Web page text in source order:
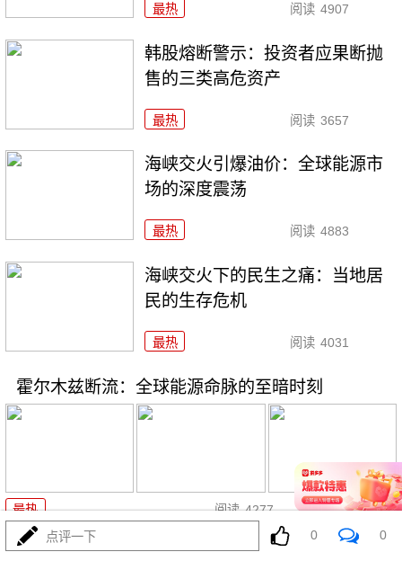
最热 阅读 4907
韩股熔断警示：投资者应果断抛
售的三类高危资产
最热 阅读 3657
海峡交火引爆油价：全球能源市
场的深度震荡
最热 阅读 4883
海峡交火下的民生之痛：当地居
民的生存危机
最热 阅读 4031
霍尔木兹断流：全球能源命脉的至暗时刻
最热 阅读 4277 07-15
美伊博弈临界点：特朗普威胁摧毁伊朗基建
点评一下 0 0